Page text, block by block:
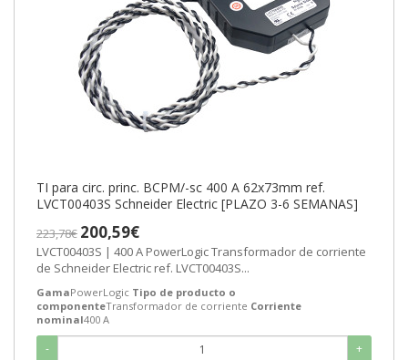
TI para circ. princ. BCPM/-sc 400 A 62x73mm ref.
LVCT00403S Schneider Electric [PLAZO 3-6 SEMANAS]
223,78€ 200,59€
LVCT00403S | 400 A PowerLogic Transformador de corriente
de Schneider Electric ref. LVCT00403S...
GamaPowerLogic Tipo de producto o
componenteTransformador de corriente Corriente
nominal400 A
- +